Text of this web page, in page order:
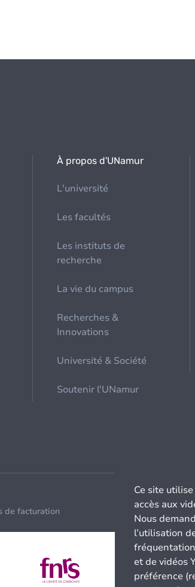
À propos d'UNamur
L'université
Les facultés
Les instituts de
recherche
La vie du campus
Recherches &
Innovations
Université & Société
Soutenir l'UNamur
de facturation
Ce site
accès aux
Nous
l’utilisation
et de vidéos
préférence